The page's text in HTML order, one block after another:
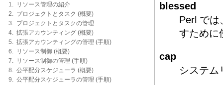
1. リソース管理の紹介
2. プロジェクトとタスク (概要)
3. プロジェクトとタスクの管理
4. 拡張アカウンティング (概要)
5. 拡張アカウンティングの管理 (手順)
6. リソース制御 (概要)
7. リソース制御の管理 (手順)
8. 公平配分スケジューラ (概要)
9. 公平配分スケジューラの管理 (手順)
blessed
Perl では
すために
cap
システム